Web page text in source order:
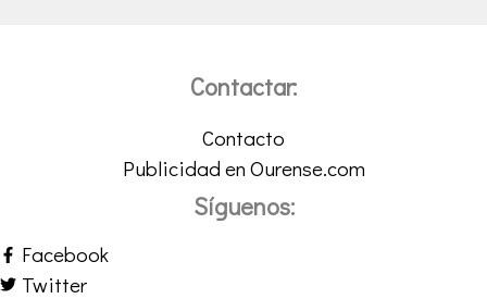
Contactar:
Contacto
Publicidad en Ourense.com
Síguenos:
Facebook
Twitter